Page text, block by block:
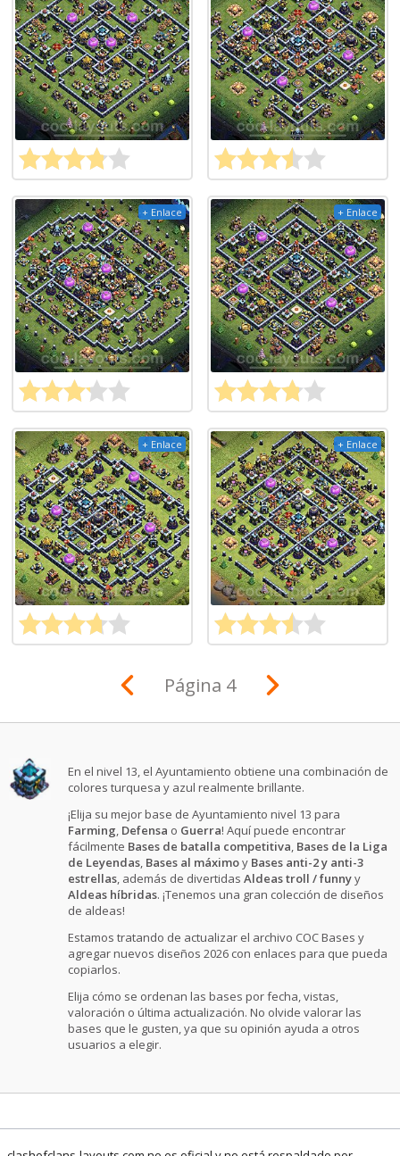
+ Enlace + Enlace
+ Enlace + Enlace
Página 4
En el nivel 13, el Ayuntamiento obtiene una combinación de
colores turquesa y azul realmente brillante.
¡Elija su mejor base de Ayuntamiento nivel 13 para
Farming, Defensa o Guerra! Aquí puede encontrar
fácilmente Bases de batalla competitiva, Bases de la Liga
de Leyendas, Bases al máximoy Bases anti-2 y anti-3
estrellas, además de divertidasAldeas troll / funnyy
Aldeas híbridas. ¡Tenemos una gran colección de diseños
de aldeas!
Estamos tratando de actualizar el archivo COC Bases y
agregar nuevos diseños 2026 con enlaces para que pueda
copiarlos.
Elija cómo se ordenan las bases por fecha, vistas,
valoración o última actualización. No olvide valorar las
bases que le gusten, ya que su opinión ayuda a otros
usuarios a elegir.